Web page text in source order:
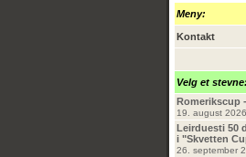
Meny:
Kontakt
Velg et stevne:
Romerikscup
19. august 2026
Leirduesti 50
i "Skvetten
26. september